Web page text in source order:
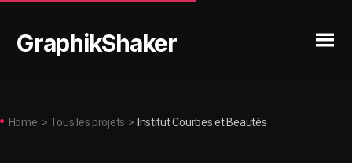
GraphikShaker
Home > Tous les projets > Institut Courbes et Beautés